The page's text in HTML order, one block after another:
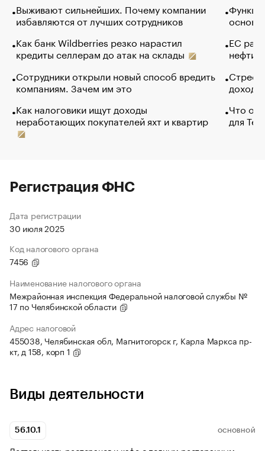
Выживают сильнейших. Почему компании
избавляются от лучших сотрудников
Как банк Wildberries резко нарастил
кредиты селлерам до атак на склады
Сотрудники открыли новый способ вредить
компаниям. Зачем им это
Как налоговики ищут доходы
неработающих покупателей яхт и квартир
основ
ЕС
нефти
Что
для
Регистрация ФНС
Дата регистрации
30 июля 2025
Код налогового органа
7456
Наименование налогового органа
Межрайонная инспекция Федеральной налоговой службы №
17 по Челябинской области
Адрес налоговой
455038, Челябинская обл, Магнитогорск г, Карла Маркса пр-
кт, д 158, корп 1
Виды деятельности
56.10.1 ОСНОВНОЙ